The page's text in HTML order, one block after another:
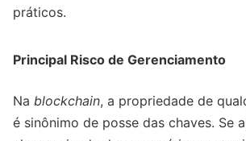
práticos.
Principal Risco de Gerenciamento
Na blockchain, a propriedade de
é sinônimo de posse das chaves. Se